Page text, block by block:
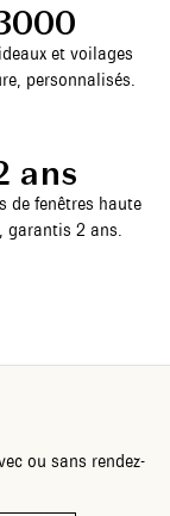
et voilages
personnalisés.
ans
de fenêtres haute
garantis 2 ans.
ou sans rendez-